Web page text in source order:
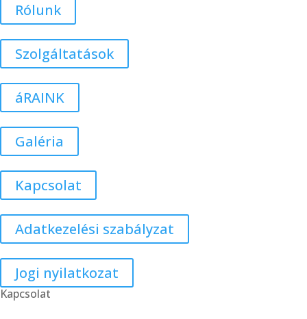
Rólunk
Szolgáltatások
áRAINK
Galéria
Kapcsolat
Adatkezelési szabályzat
Jogi nyilatkozat
Kapcsolat